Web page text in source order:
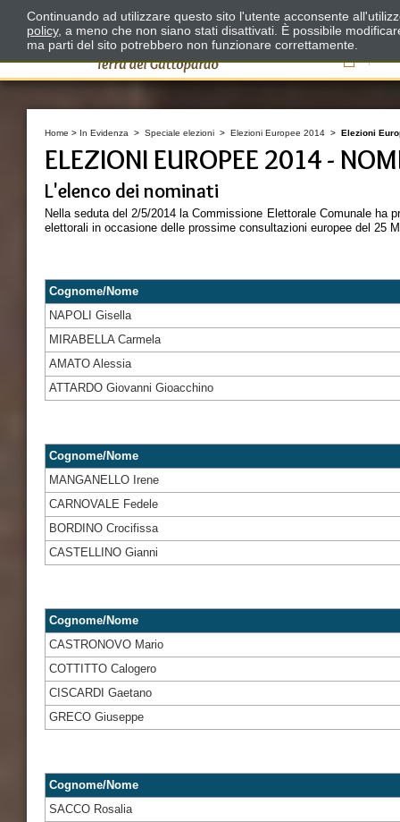
Il
Home > In Evidenza > Speciale elezioni > Elezioni Europee 2014 > Elezioni
ELEZIONI EUROPEE 2014 -
L'elenco dei nominati
Nella seduta del 2/5/2014 la Commissione Elettorale Comunale ha
elettorali in occasione delle prossime consultazioni europee del 25
Cognome/Nome
NAPOLI Gisella
MIRABELLA Carmela
AMATO Alessia
ATTARDO Giovanni Gioacchino
Cognome/Nome
MANGANELLO Irene
CARNOVALE Fedele
BORDINO Crocifissa
CASTELLINO Gianni
Cognome/Nome
CASTRONOVO Mario
COTTITTO Calogero
CISCARDI Gaetano
GRECO Giuseppe
Cognome/Nome
SACCO Rosalia
Continuando ad utilizzare questo sito l'utente acconsente
policy, a meno che non siano stati disattivati. È possibile
ma parti del sito potrebbero non funzionare correttamente.